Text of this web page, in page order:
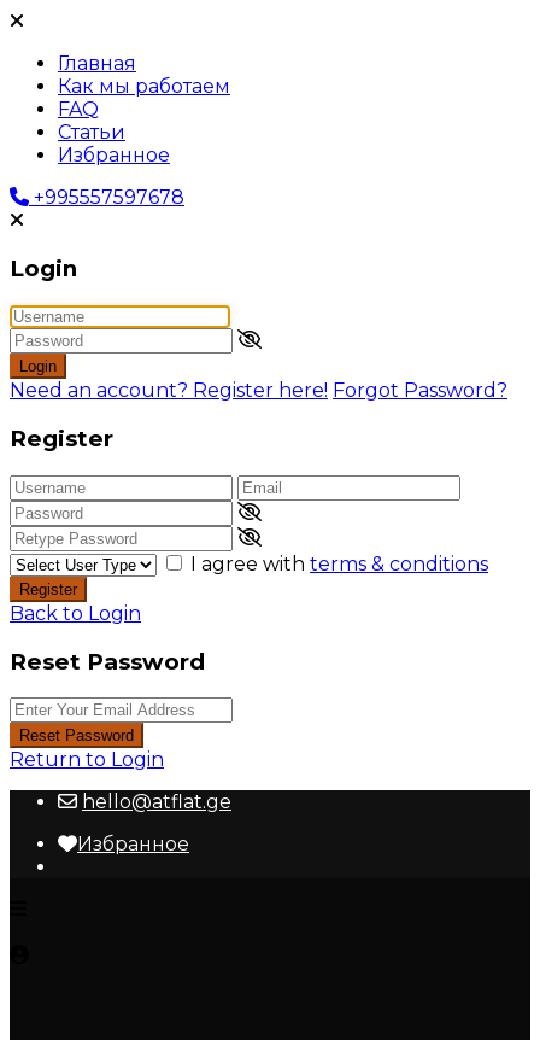
Главная
Как мы работаем
FAQ
Статьи
Избранное
+995557597678
Login
Login
Need an account? Register here! Forgot Password?
Register
I agree with terms & conditions
Register
Back to Login
Reset Password
Reset Password
Return to Login
hello@atflat.ge
Избранное